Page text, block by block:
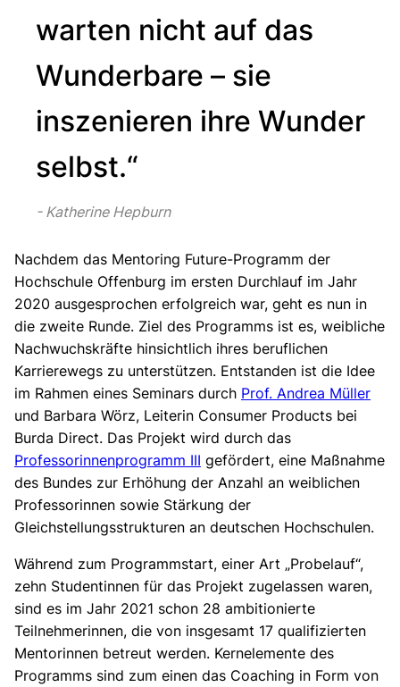
warten nicht auf das
Wunderbare – sie
inszenieren ihre Wunder
selbst.“
Katherine Hepburn
Nachdem das Mentoring Future-Programm der
Hochschule Offenburg im ersten Durchlauf im Jahr
2020 ausgesprochen erfolgreich war, geht es nun in
die zweite Runde. Ziel des Programms ist es, weibliche
Nachwuchskräfte hinsichtlich ihres beruflichen
Karrierewegs zu unterstützen. Entstanden ist die Idee
im Rahmen eines Seminars durch Prof. Andrea Müller
und Barbara Wörz, Leiterin Consumer Products bei
Burda Direct. Das Projekt wird durch das
Professorinnenprogramm III gefördert, eine Maßnahme
des Bundes zur Erhöhung der Anzahl an weiblichen
Professorinnen sowie Stärkung der
Gleichstellungsstrukturen an deutschen Hochschulen.
Während zum Programmstart, einer Art „Probelauf“,
zehn Studentinnen für das Projekt zugelassen waren,
sind es im Jahr 2021 schon 28 ambitionierte
Teilnehmerinnen, die von insgesamt 17 qualifizierten
Mentorinnen betreut werden. Kernelemente des
Programms sind zum einen das Coaching in Form von